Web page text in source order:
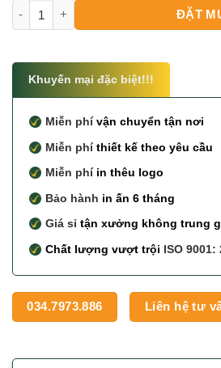
Đồng Phục Họp Lớp Đẹp số lượng
ĐẶT
Khuyến mại đặc biệt!!!
Miễn phívận chuyển tận nơi
Miễn phíthiết kế theo yêu cầu
Miễn phíin thêu logo
Bảo hành in ấn 6 tháng
Giá sỉtận xưởng không trung
Chất lượng vượt trội ISO 9001:
034.7973.886 Liên hệ tư